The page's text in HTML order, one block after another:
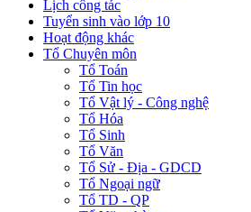
Lịch công tác
Tuyển sinh vào lớp 10
Hoạt động khác
Tổ Chuyên môn
Tổ Toán
Tổ Tin học
Tổ Vật lý - Công nghệ
Tổ Hóa
Tổ Sinh
Tổ Văn
Tổ Sử - Địa - GDCD
Tổ Ngoại ngữ
Tổ TD - QP